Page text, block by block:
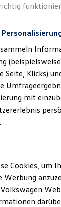
Class bei
der ID. Modelle
im Winter
auf dieser Seite ist
(Impressum
Efringen-
08:00
13:30 -
sammeln
Seite, Klicks)
mit
Cookies, um
Werbung